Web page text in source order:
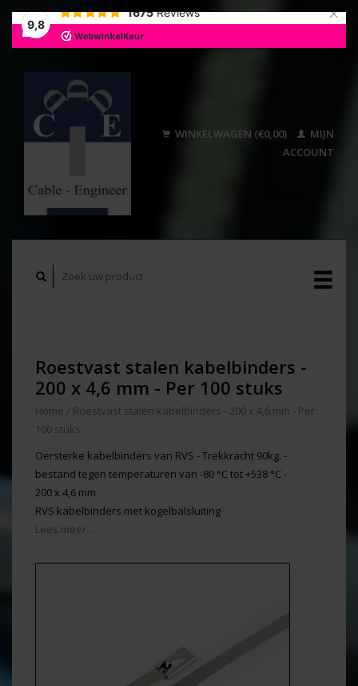
9,8
1675 Reviews ×
WINKELWAGEN (€0,00)
MIJN
ACCOUNT
Roestvast stalen kabelbinders -
200 x 4,6 mm - Per 100 stuks
Home / Roestvast stalen kabelbinders - 200 x 4,6 mm - Per
100 stuks
Oersterke kabelbinders van RVS - Trekkracht 90kg. -
bestand tegen temperaturen van -80 °C tot +538 °C -
200 x 4,6 mm
RVS kabelbinders met kogelbalsluiting
Lees meer...